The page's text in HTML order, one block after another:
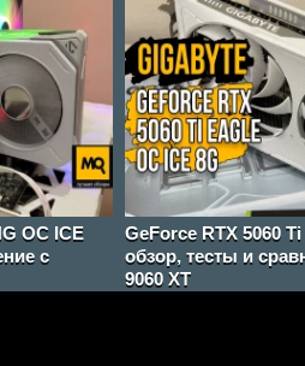
OC ICE
с
GeForce RTX 5060
обзор, тесты и
9060 XT